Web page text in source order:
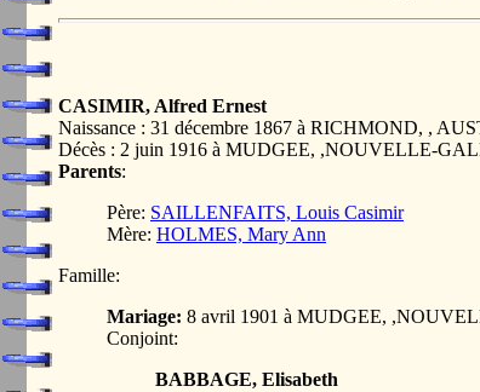
CASIMIR, Alfred Ernest
Naissance : 31 décembre 1867 à RICHMOND, ,
Décès : 2 juin 1916 à MUDGEE, ,NOUVELLE-
Parents:
Père: SAILLENFAITS, Louis Casimir
Mère: HOLMES, Mary Ann
Famille:
Mariage: 8 avril 1901 à MUDGEE,
Conjoint:
BABBAGE, Elisabeth